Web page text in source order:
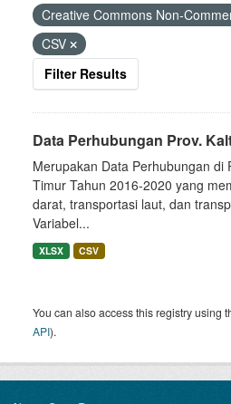
Creative Commons Non-
CSV
Filter Results
Data Perhubungan Prov.
Merupakan Data Perhubungan di
Timur Tahun 2016-2020 yang
darat, transportasi laut, dan
Variabel...
XLSX CSV
You can also access this registry using
API).